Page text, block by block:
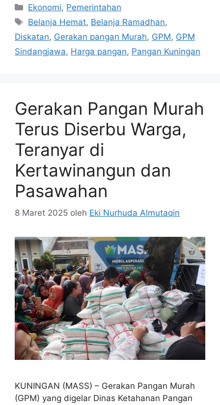
Kategori
Ekonomi, Pemerintahan
Tag
Belanja Hemat, Belanja Ramadhan,
Diskatan, Gerakan pangan Murah, GPM, GPM
Sindangjawa, Harga pangan, Pangan Kuningan
Gerakan Pangan Murah
Terus Diserbu Warga,
Teranyar di
Kertawinangun dan
Pasawahan
8 Maret 2025 oleh Eki Nurhuda Almutaqin
KUNINGAN (MASS) – Gerakan Pangan Murah
(GPM) yang digelar Dinas Ketahanan Pangan